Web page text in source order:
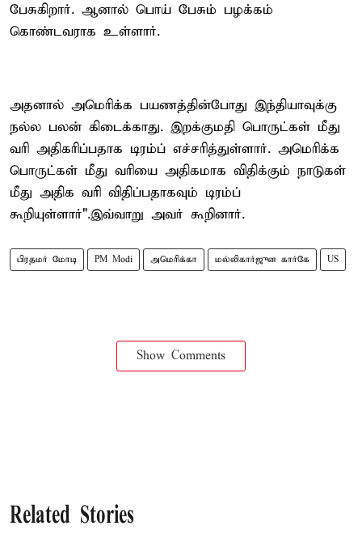
பேசுகிறார். ஆனால் பொய் பேசும் பழக்கம்
கொண்டவராக உள்ளார்.
அதனால் அமெரிக்க பயணத்தின்போது இந்தியாவுக்கு
நல்ல பலன் கிடைக்காது. இறக்குமதி பொருட்கள் மீது
வரி அதிகரிப்பதாக டிரம்ப் எச்சரித்துள்ளார். அமெரிக்க
பொருட்கள் மீது வரியை அதிகமாக விதிக்கும் நாடுகள்
மீது அதிக வரி விதிப்பதாகவும் டிரம்ப்
கூறியுள்ளார்".இவ்வாறு அவர் கூறினார்.
பிரதமர் மோடி PM Modi அமெரிக்கா மல்லிகார்ஜுன கார்கே US
Show Comments
Related Stories